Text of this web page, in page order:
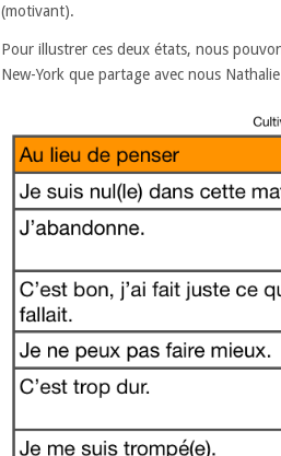
(motivant).
Pour illustrer ces deux états, nous
New-York que partage avec nous